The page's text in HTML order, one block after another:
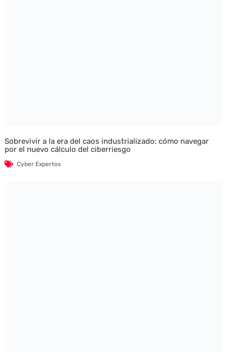
Sobrevivir a la era del caos industrializado: cómo navegar
por el nuevo cálculo del ciberriesgo
Cyber Expertos